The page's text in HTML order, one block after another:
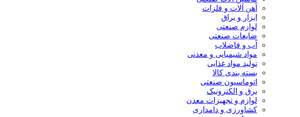
آهن آلات و فلزات
ابزار و یراق
لوازم صنعتی
ضایعات صنعتی
آب و فاضلاب
مواد شیمیایی و معدنی
تولید مواد غذایی
بسته بندی کالا
اتوماسیون صنعتی
برق و الکترونیک
لوازم و تجهیزات معدن
کشاورزی و دامداری